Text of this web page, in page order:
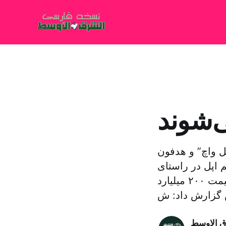
واچ” و هدفون
اپل در راستای
افزایش تعرفه گمرکی از سوی آمریکا بر کالاهای وارداتی از چین به قیمت ۲۰۰ میلیارد
گزارش داد: ش
الاوسط